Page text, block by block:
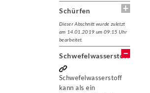
Schürfen
Dieser Abschnitt wurde zuletzt
am 14.01.2019 um 09:15 Uhr
bearbeitet.
Schwefelwasserstoff
Schwefelwasserstoff
kann als ein